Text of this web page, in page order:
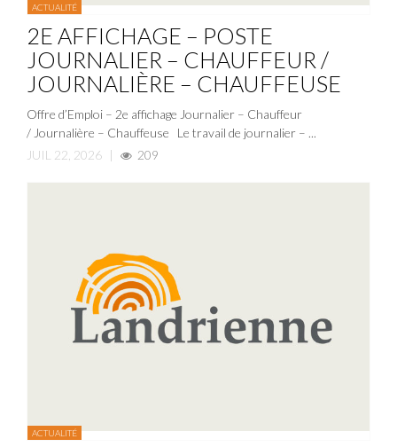
ACTUALITÉ
2E AFFICHAGE – POSTE
JOURNALIER – CHAUFFEUR /
JOURNALIÈRE – CHAUFFEUSE
Offre d’Emploi – 2e affichage Journalier – Chauffeur
/ Journalière – Chauffeuse Le travail de journalier – ...
JUIL 22, 2026 | 209
ACTUALITÉ